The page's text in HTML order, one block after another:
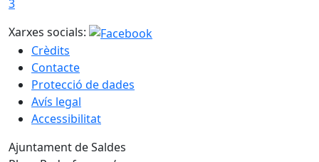
3
Xarxes socials:
Crèdits
Contacte
Protecció de dades
Avís legal
Accessibilitat
Ajuntament de Saldes